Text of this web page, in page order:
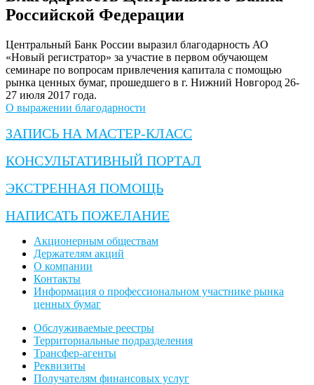
Российской Федерации
Центральный Банк России выразил благодарность АО
«Новый регистратор» за участие в первом обучающем
семинаре по вопросам привлечения капитала с помощью
рынка ценных бумаг, прошедшего в г. Нижний Новгород 26-
27 июля 2017 года.
О выражении благодарности
ЗАПИСЬ НА МАСТЕР-КЛАСС
КОНСУЛЬТАТИВНЫЙ ПОРТАЛ
ЭКСТРЕННАЯ ПОМОЩЬ
НАПИСАТЬ ПОЖЕЛАНИЕ
Акционерным обществам
Держателям акций
О компании
Контакты
Информация о профессиональном участнике рынка
ценных бумаг
Обслуживаемые реестры
Территориальные подразделения
Трансфер-агенты
Реквизиты
Получателям финансовых услуг